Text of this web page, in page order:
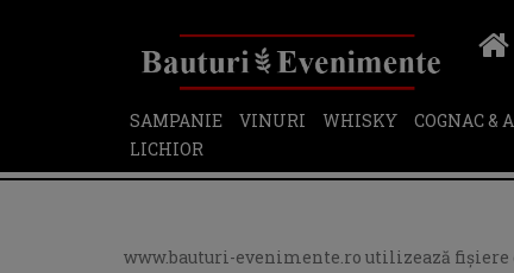
SAMPANIE VINURI WHISKY COGNAC &
LICHIOR
www.bauturi-evenimente.ro utilizează